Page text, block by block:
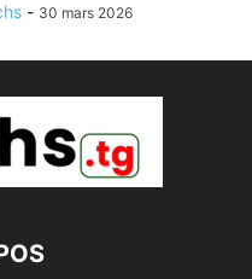
- 30 mars 2026